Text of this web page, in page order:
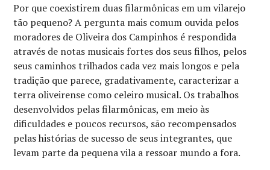
Por que coexistirem duas filarmônicas em um vilarejo
tão pequeno? A pergunta mais comum ouvida pelos
moradores de Oliveira dos Campinhos é respondida
através de notas musicais fortes dos seus filhos, pelos
seus caminhos trilhados cada vez mais longos e pela
tradição que parece, gradativamente, caracterizar a
terra oliveirense como celeiro musical. Os trabalhos
desenvolvidos pelas filarmônicas, em meio às
dificuldades e poucos recursos, são recompensados
pelas histórias de sucesso de seus integrantes, que
levam parte da pequena vila a ressoar mundo a fora.